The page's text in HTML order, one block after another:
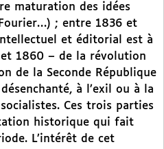
maturation des idées
; entre 1836 et
et éditorial est à
1860 – de la révolution
de la Seconde République
à l’exil ou à la
Ces trois parties
historique qui fait
L’intérêt de cet